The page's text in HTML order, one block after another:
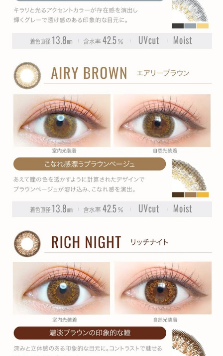
» スキニーヘーゼル
» ウォータークォーツ
» グロスアンバー
» モダンラベージュ
商品についてのお問い合わせ
RECOMMEND ITEM
このアイテムを見た方にお勧めのアイテム
HOME